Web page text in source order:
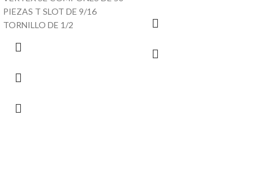
PIEZAS T SLOT DE 9/16
TORNILLO DE 1/2